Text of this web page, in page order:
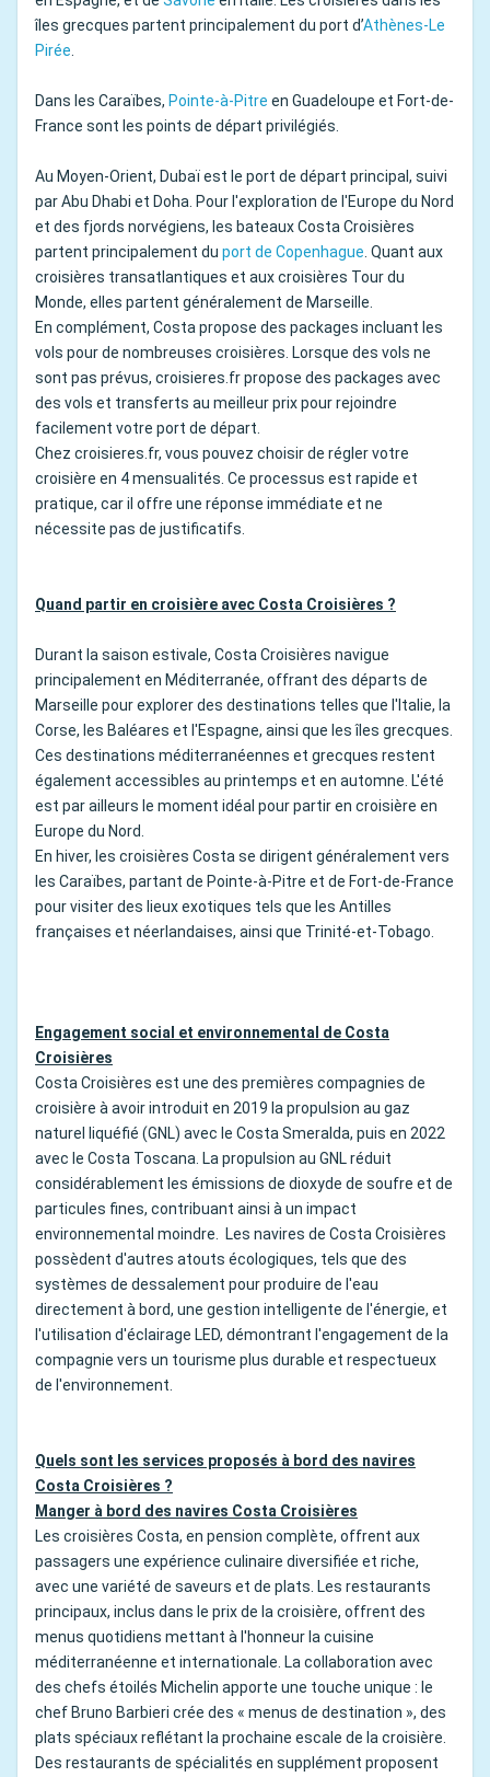
îles grecques partent principalement du port d’Athènes-Le
Pirée
Dans les Caraïbes, Pointe-à-Pitre en Guadeloupe et Fort-de-
France sont les points de départ privilégiés.
Au Moyen-Orient, Dubaï est le port de départ principal, suivi
par Abu Dhabi et Doha. Pour l'exploration de l'Europe du Nord
et des fjords norvégiens, les bateaux Costa Croisières
partent principalement du port de Copenhague . Quant aux
croisières transatlantiques et aux croisières Tour du
Monde, elles partent généralement de Marseille.
En complément, Costa propose des packages incluant les
vols pour de nombreuses croisières. Lorsque des vols ne
sont pas prévus, croisieres.fr propose des packages avec
des vols et transferts au meilleur prix pour rejoindre
facilement votre port de départ.
Chez croisieres.fr, vous pouvez choisir de régler votre
croisière en 4 mensualités. Ce processus est rapide et
pratique, car il offre une réponse immédiate et ne
nécessite pas de justificatifs.
Quand partir en croisière avec Costa Croisières ?
Durant la saison estivale, Costa Croisières navigue
principalement en Méditerranée, offrant des départs de
Marseille pour explorer des destinations telles que l'Italie, la
Corse, les Baléares et l'Espagne, ainsi que les îles grecques.
Ces destinations méditerranéennes et grecques restent
également accessibles au printemps et en automne. L'été
est par ailleurs le moment idéal pour partir en croisière en
Europe du Nord.
En hiver, les croisières Costa se dirigent généralement vers
les Caraïbes, partant de Pointe-à-Pitre et de Fort-de-France
pour visiter des lieux exotiques tels que les Antilles
françaises et néerlandaises, ainsi que Trinité-et-Tobago.
Engagement social et environnemental de Costa
Croisières
Costa Croisières est une des premières compagnies de
croisière à avoir introduit en 2019 la propulsion au gaz
naturel liquéfié (GNL) avec le Costa Smeralda, puis en 2022
avec le Costa Toscana. La propulsion au GNL réduit
considérablement les émissions de dioxyde de soufre et de
particules fines, contribuant ainsi à un impact
environnemental moindre. Les navires de Costa Croisières
possèdent d'autres atouts écologiques, tels que des
systèmes de dessalement pour produire de l'eau
directement à bord, une gestion intelligente de l'énergie, et
l'utilisation d'éclairage LED, démontrant l'engagement de la
compagnie vers un tourisme plus durable et respectueux
de l'environnement.
Quels sont les services proposés à bord des navires
Costa Croisières ?
Manger à bord des navires Costa Croisières
Les croisières Costa, en pension complète, offrent aux
passagers une expérience culinaire diversifiée et riche,
avec une variété de saveurs et de plats. Les restaurants
principaux, inclus dans le prix de la croisière, offrent des
menus quotidiens mettant à l'honneur la cuisine
méditerranéenne et internationale. La collaboration avec
des chefs étoilés Michelin apporte une touche unique : le
chef Bruno Barbieri crée des « menus de destination », des
plats spéciaux reflétant la prochaine escale de la croisière.
Des restaurants de spécialités en supplément proposent